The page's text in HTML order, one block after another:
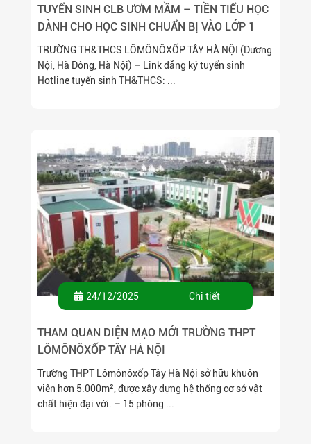
TUYỂN SINH CLB ƯƠM MẦM – TIỀN TIỂU HỌC
DÀNH CHO HỌC SINH CHUẨN BỊ VÀO LỚP 1
TRƯỜNG TH&THCS LÔMÔNÔXỐP TÂY HÀ NỘI (Dương
Nội, Hà Đông, Hà Nội) – Link đăng ký tuyển sinh
Hotline tuyển sinh TH&THCS: ...
24/12/2025 Chi tiết
THAM QUAN DIỆN MẠO MỚI TRƯỜNG THPT
LÔMÔNÔXỐP TÂY HÀ NỘI
Trường THPT Lômônôxốp Tây Hà Nội sở hữu khuôn
viên hơn 5.000m², được xây dựng hệ thống cơ sở vật
chất hiện đại với. – 15 phòng ...